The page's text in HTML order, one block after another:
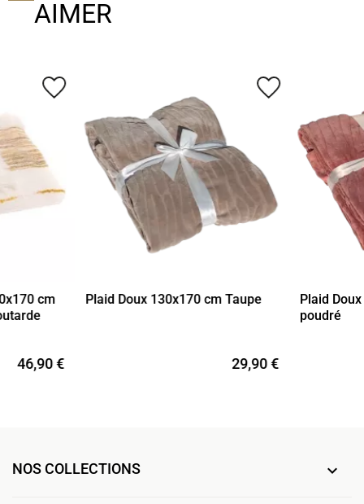
AIMER
cm
46,90 €
favorite_border
Plaid Doux 130x170 cm Taupe
29,90 €
favorite_border
Plaid
poudré
NOS COLLECTIONS 